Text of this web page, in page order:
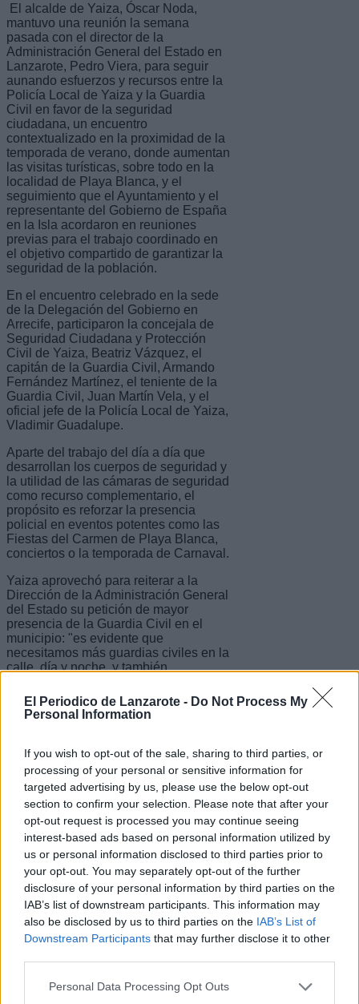
El Periodico de Lanzarote - Do Not Process My
Personal Information
If you wish to opt-out of the sale, sharing to third parties, or
processing of your personal or sensitive information for
targeted advertising by us, please use the below opt-out
section to confirm your selection. Please note that after your
opt-out request is processed you may continue seeing
interest-based ads based on personal information utilized by
us or personal information disclosed to third parties prior to
your opt-out. You may separately opt-out of the further
disclosure of your personal information by third parties on the
IAB’s list of downstream participants. This information may
also be disclosed by us to third parties on the IAB’s List of
Downstream Participants that may further disclose it to other
Personal Data Processing Opt Outs
El alcalde de Yaiza, Óscar Noda,
mantuvo una reunión la semana
pasada con el director de la
Administración General del Estado en
Lanzarote, Pedro Viera, para seguir
aunando esfuerzos y recursos entre la
Policía Local de Yaiza y la Guardia
Civil en favor de la seguridad
ciudadana, un encuentro
contextualizado en la proximidad de la
temporada de verano, donde aumentan
las visitas turísticas, sobre todo en la
localidad de Playa Blanca, y el
seguimiento que el Ayuntamiento y el
representante del Gobierno de España
en la Isla acordaron en reuniones
previas para el trabajo coordinado en
el objetivo compartido de garantizar la
seguridad de la población.
En el encuentro celebrado en la sede
de la Delegación del Gobierno en
Arrecife, participaron la concejala de
Seguridad Ciudadana y Protección
Civil de Yaiza, Beatriz Vázquez, el
capitán de la Guardia Civil, Armando
Fernández Martínez, el teniente de la
Guardia Civil, Juan Martín Vela, y el
oficial jefe de la Policía Local de Yaiza,
Vladimir Guadalupe.
Aparte del trabajo del día a día que
desarrollan los cuerpos de seguridad y
la utilidad de las cámaras de seguridad
como recurso complementario, el
propósito es reforzar la presencia
policial en eventos potentes como las
Fiestas del Carmen de Playa Blanca,
conciertos o la temporada de Carnaval.
Yaiza aprovechó para reiterar a la
Dirección de la Administración General
del Estado su petición de mayor
presencia de la Guardia Civil en el
municipio: "es evidente que
necesitamos más guardias civiles en la
calle, día y noche, y también
una unidad especializada en
intervenciones".
recuerda que su presencia en la Isla
fue adelantada por el comandante de
la Compañía de la Guardia Civil de
Costa Teguise, Antonio José Teruel
Alberich, en su visita de febrero pasado
a Yaiza. El municipio sustenta su
demanda en el crecimiento de la
población residente y en la ocupación
hotelera. Cualquier acción de refuerzo
en la seguridad ciudadana supone
mayor tranquilidad para vecinos,
vecinas, empresarios y turistas.
Escribir un comentario
(requerido)